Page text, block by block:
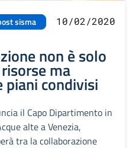
sisma 10/02/2020
non è solo
ma
piani condivisi
il Capo Dipartimento in
alte a Venezia,
tra la collaborazione